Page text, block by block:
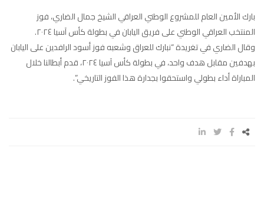
بارك الأمين العام للمشروع الوطني العراقي الشيخ جمال الضاري، فوز
المنتخب العراقي الوطني على فريق اليابان في بطولة كأس آسيا ٢٠٢٤.
وقال الضاري في تغريدة “نبارك للعراق وشعبه فوز أسود الرافدين على اليابان
بهدفين مقابل هدف واحد، في بطولة كأس آسيا ٢٠٢٤، قدم أبطالنا خلال
المباراة أداء بطولي واستحقوا بجدارة هذا الفوز التاريخي”.